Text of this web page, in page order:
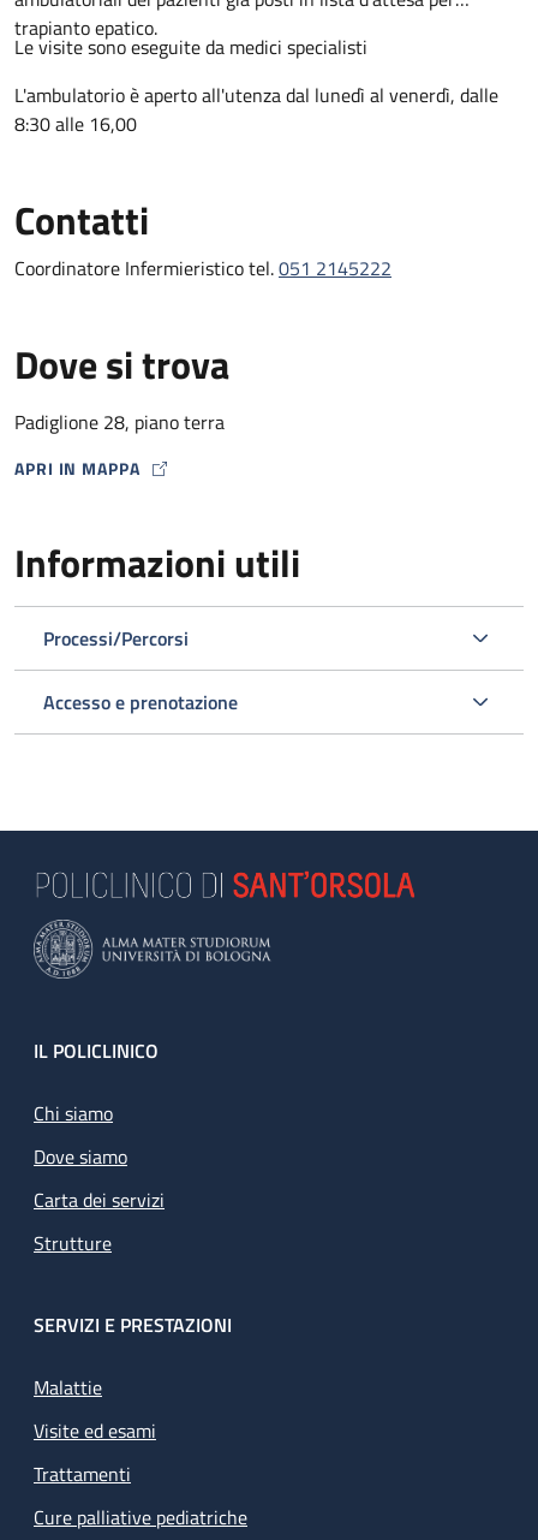
trapianto epatico.
Le visite sono eseguite da medici specialisti
L'ambulatorio è aperto all'utenza dal lunedì al venerdì, dalle
8:30 alle 16,00
Contatti
Coordinatore Infermieristico tel.051 2145222
Dove si trova
Padiglione 28, piano terra
APRI IN MAPPA
MAP ICON
Informazioni utili
Processi/Percorsi
Accesso e prenotazione
Footer
IL POLICLINICO
Chi siamo
Dove siamo
Carta dei servizi
Strutture
SERVIZI E PRESTAZIONI
Malattie
Visite ed esami
Trattamenti
Cure palliative pediatriche